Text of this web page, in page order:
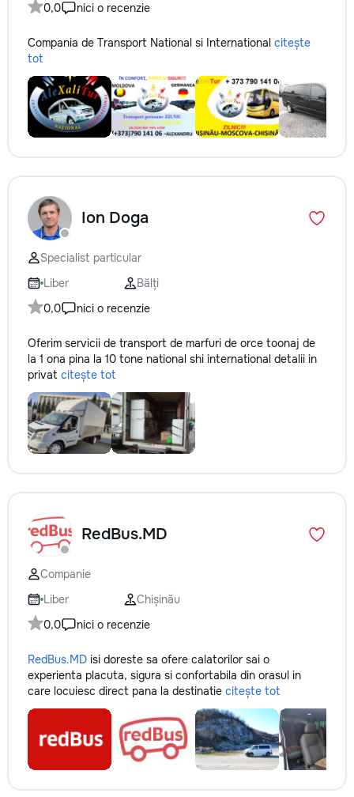
0,0
nici o recenzie
Compania de Transport National si International citește
tot
Ion Doga
Specialist particular
Liber
Bălți
0,0
nici o recenzie
Oferim servicii de transport de marfuri de orce toonaj de
la 1 ona pina la 10 tone national shi international detalii in
privat citește tot
RedBus.MD
Companie
Liber
Chișinău
0,0
nici o recenzie
RedBus.MD isi doreste sa ofere calatorilor sai o
experienta placuta, sigura si confortabila din orasul in
care locuiesc direct pana la destinatie citește tot